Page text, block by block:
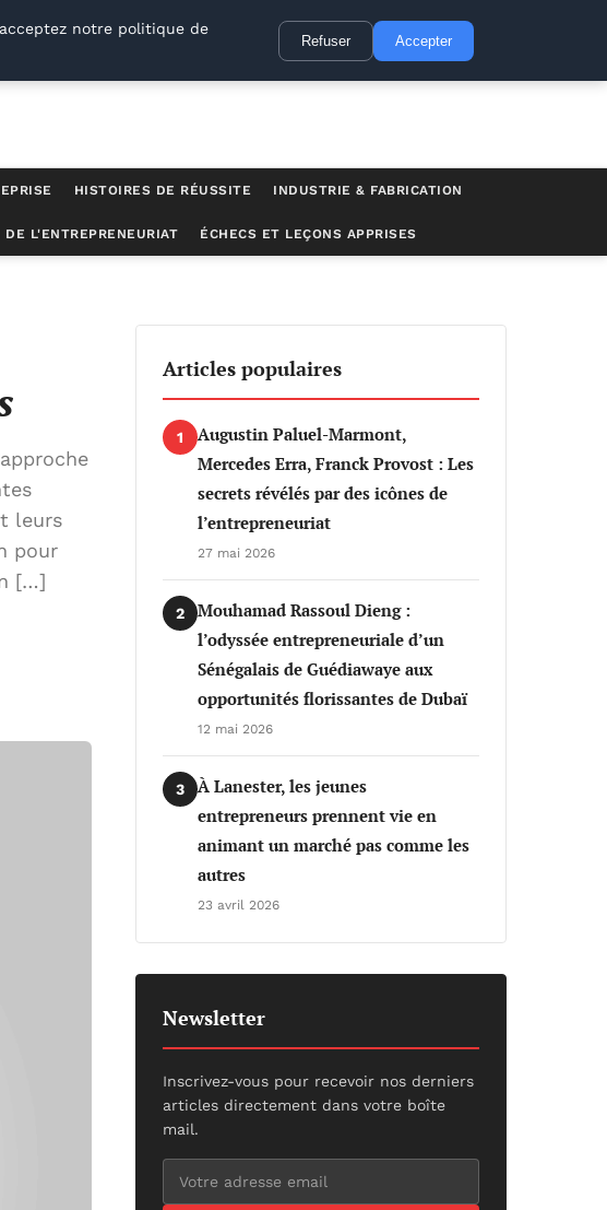
HISTOIRES DE RÉUSSITE INDUSTRIE & FABRICATION
DE L'ENTREPRENEURIAT ÉCHECS ET LEÇONS APPRISES
leurs
pour
[…]
Articles populaires
1
Augustin Paluel-Marmont,
Mercedes Erra, Franck Provost : Les
secrets révélés par des icônes de
l’entrepreneuriat
27 mai 2026
2
Mouhamad Rassoul Dieng :
l’odyssée entrepreneuriale d’un
Sénégalais de Guédiawaye aux
opportunités florissantes de Dubaï
12 mai 2026
3
À Lanester, les jeunes
entrepreneurs prennent vie en
animant un marché pas comme les
autres
23 avril 2026
Newsletter
Inscrivez-vous pour recevoir nos derniers
articles directement dans votre boîte
mail.
notre politique de
Refuser Accepter